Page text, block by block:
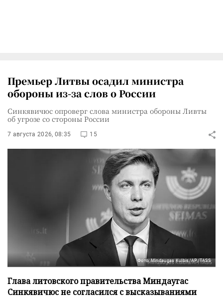
Премьер Литвы осадил министра
обороны из-за слов о России
Синкявичюс опроверг слова министра обороны Ливты
об угрозе со стороны России
7 августа 2026, 08:35 15
Фото: Mindaugas Kulbis/AP/TASS
Глава литовского правительства Миндаугас
Синкявичюс не согласился с высказываниями